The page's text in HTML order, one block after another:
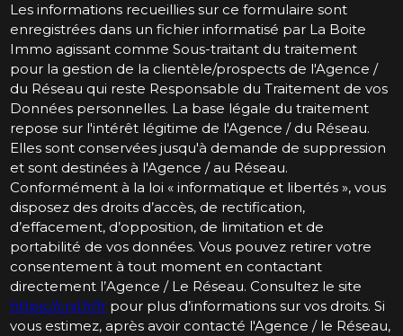
Les informations recueillies sur ce formulaire sont
enregistrées dans un fichier informatisé par La Boite
Immo agissant comme Sous-traitant du traitement
pour la gestion de la clientèle/prospects de l'Agence /
du Réseau qui reste Responsable du Traitement de vos
Données personnelles. La base légale du traitement
repose sur l'intérêt légitime de l'Agence / du Réseau.
Elles sont conservées jusqu'à demande de suppression
et sont destinées à l'Agence / au Réseau.
Conformément à la loi « informatique et libertés », vous
disposez des droits d’accès, de rectification,
d’effacement, d’opposition, de limitation et de
portabilité de vos données. Vous pouvez retirer votre
consentement à tout moment en contactant
directement l’Agence / Le Réseau. Consultez le site
https://cnil.fr/fr pour plus d’informations sur vos droits. Si
vous estimez, après avoir contacté l'Agence / le Réseau,